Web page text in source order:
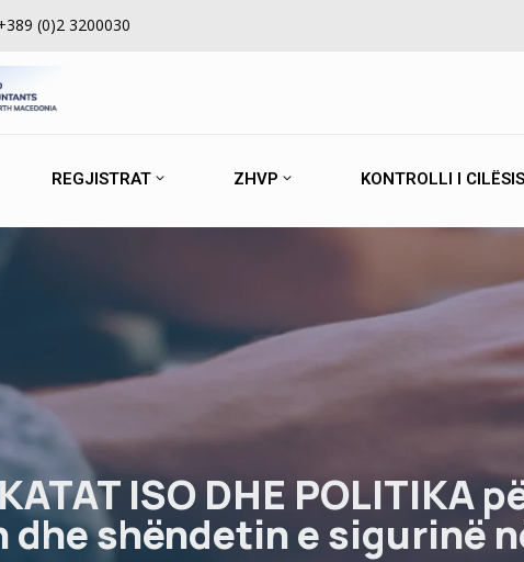
(0)2 3200030
REGJISTRAT ZHVP KONTROLLI I
ISO DHE POLITIKA
dhe shëndetin e sigurinë